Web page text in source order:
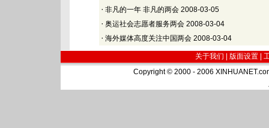
· 非凡的一年 非凡的两会 2008-03-05
· 奥运社会志愿者服务两会 2008-03-04
· 海外媒体高度关注中国两会 2008-03-04
关于我们 | 版面设置
Copyright © 2000 - 2006